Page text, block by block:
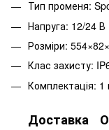
Тип променя:
Напруга: 12/24 В
Розміри:
Клас захисту:
Комплектація: 1
Доставка